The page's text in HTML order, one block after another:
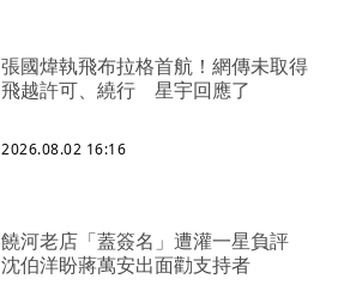
張國煒執飛布拉格首航！網傳未取得
飛越許可、繞行 星宇回應了
2026.08.02 16:16
饒河老店「蓋簽名」遭灌一星負評
沈伯洋盼蔣萬安出面勸支持者